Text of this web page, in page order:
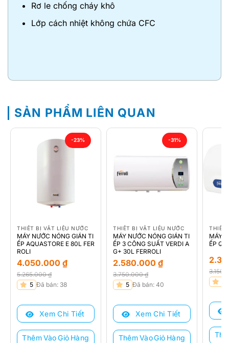
Rơ le chống cháy khô
Lớp cách nhiệt không chứa CFC
SẢN PHẨM LIÊN QUAN
-23%
THIẾT BỊ VẬT LIỆU NƯỚC
MÁY NƯỚC NÓNG GIÁN TI
ẾP AQUASTORE E 80L FER
ROLI
5.265.000₫
Giá
là:
5.265.000 ₫.
4.050.000 ₫
Giá
tại
4.050.000 ₫.
5 Đã bán: 38
Xem Chi Tiết
Thêm Vào Giỏ Hàng
-31%
THIẾT BỊ VẬT LIỆU NƯỚC
MÁY NƯỚC NÓNG GIÁN TI
ẾP 3 CÔNG SUẤT VERDI A
G+ 30L FERROLI
3.750.000₫
Giá
là:
3.750.000 ₫.
2.580.000₫
Giá
tại
2.580.000 ₫.
5 Đã bán: 40
Xem Chi Tiết
Thêm Vào Giỏ Hàng
THIẾT
MÁY
ẾP
Giá
là:
Giá
tại